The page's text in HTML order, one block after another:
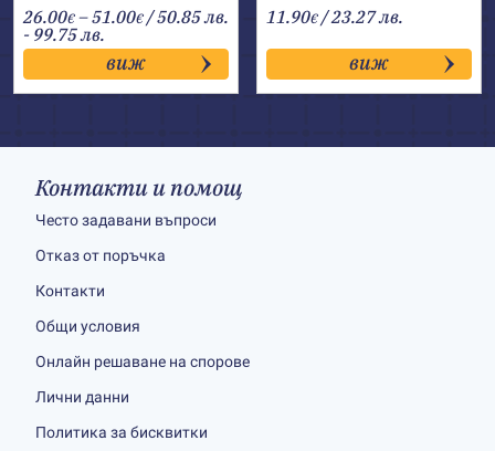
26.00€ –51.00€Price
range:
26.00€
through
51.00€
/ 50.85 лв.
- 99.75 лв.
виж
11.90€ / 23.27 лв.
виж
Контакти и помощ
Често задавани въпроси
Отказ от поръчка
Контакти
Общи условия
Онлайн решаване на спорове
Лични данни
Политика за бисквитки